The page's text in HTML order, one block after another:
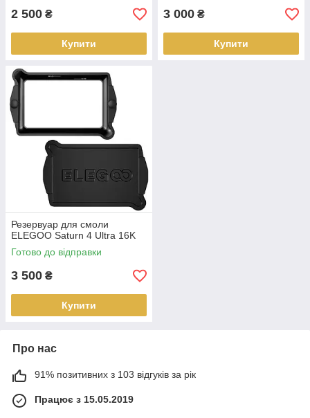
2 500 ₴
Купити
3 000 ₴
Купити
Резервуар для смоли
ELEGOO Saturn 4 Ultra 16K
Готово до відправки
3 500 ₴
Купити
Про нас
91% позитивних з 103 відгуків за рік
Працює з 15.05.2019